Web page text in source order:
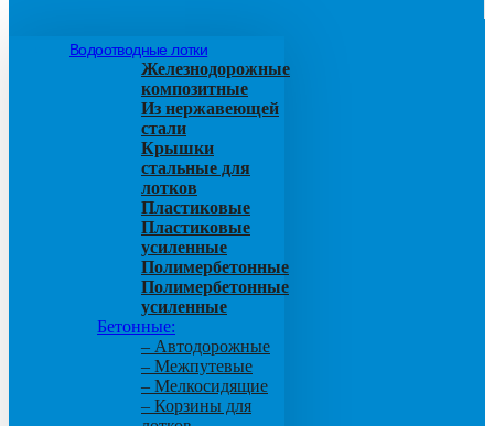
Водоотводные лотки
Железнодорожные
композитные
Из нержавеющей
стали
Крышки
стальные для
лотков
Пластиковые
Пластиковые
усиленные
Полимербетонные
Полимербетонные
усиленные
Бетонные:
– Автодорожные
– Межпутевые
– Мелкосидящие
– Корзины для